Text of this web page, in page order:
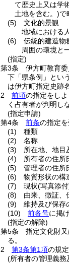
て歴史上又は学
土地を含む。)で
(5)
文化的景観
地域における
(6)
伝統的建造物
周囲の環境と
(指定)
第3条
伊方町教育
下「県条例」とい
は伊方町指定史跡
2
前項の指定をし
く占有者が判明し
(指定申請)
第4条
前条の指定
(1)
種類
(2)
名称
(3)
所在地、地目
(4)
所有者の住所
(5)
管理者の住所
(6)
物質形状の構
(7)
現状(写真添
(8)
由来、徴証、
(9)
維持及び保存
(10)
前各号に掲
(指定の解除)
第5条
指定文化財
る。
2
第3条第1項の規
(所有者の管理義務